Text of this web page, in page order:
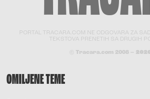
PORTAL TRACARA.COM NE ODGOVARA ZA
TEKSTOVA PRENETIH SA DRUGIH
© Tracara.com 2008 – 2026
OMILJENE TEME